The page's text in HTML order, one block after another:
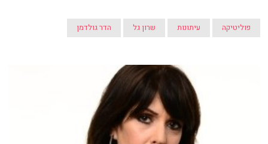
פוליטיקה עיתונות שרון גל הדר גולדמן